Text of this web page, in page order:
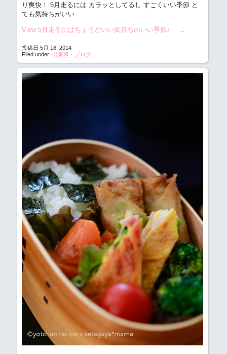
り爽快！ 5月走るには カラッとしてるし すごくいい季節 と
ても気持ちがいい
View 5月走るにはちょうどいい気持ちのいい季節♪ →
投稿日 5月 18, 2014
Filed under: 出来事・ブログ